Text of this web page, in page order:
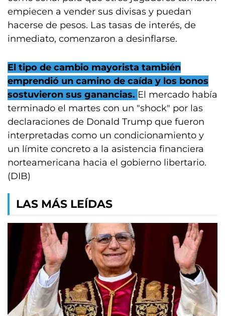
empiecen a vender sus divisas y puedan
hacerse de pesos. Las tasas de interés, de
inmediato, comenzaron a desinflarse.
El tipo de cambio mayorista también
emprendió un camino de caída y los bonos
sostuvieron sus ganancias. El mercado había
terminado el martes con un "shock" por las
declaraciones de Donald Trump que fueron
interpretadas como un condicionamiento y
un límite concreto a la asistencia financiera
norteamericana hacia el gobierno libertario.
(DIB)
LAS MÁS LEÍDAS